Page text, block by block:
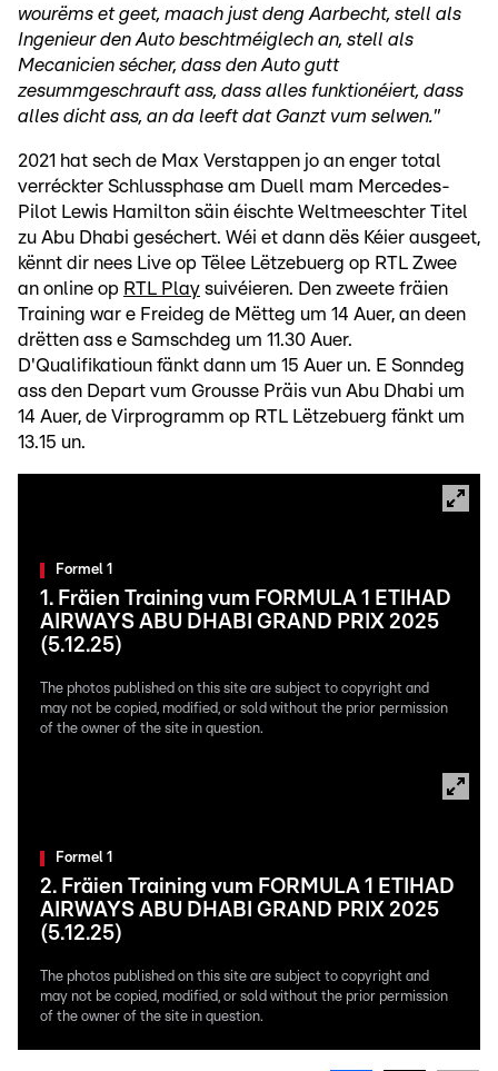
wourëms et geet, maach just deng Aarbecht, stell als
Ingenieur den Auto beschtméiglech an, stell als
Mecanicien sécher, dass den Auto gutt
zesummgeschrauft ass, dass alles funktionéiert, dass
alles dicht ass, an da leeft dat Ganzt vum selwen."
2021 hat sech de Max Verstappen jo an enger total
verréckter Schlussphase am Duell mam Mercedes-
Pilot Lewis Hamilton säin éischte Weltmeeschter Titel
zu Abu Dhabi geséchert. Wéi et dann dës Kéier ausgeet,
kënnt dir nees Live op Tëlee Lëtzebuerg op RTL Zwee
an online op RTL Play suivéieren. Den zweete fräien
Training war e Freideg de Mëtteg um 14 Auer, an deen
drëtten ass e Samschdeg um 11.30 Auer.
D'Qualifikatioun fänkt dann um 15 Auer un. E Sonndeg
ass den Depart vum Grousse Präis vun Abu Dhabi um
14 Auer, de Virprogramm op RTL Lëtzebuerg fänkt um
13.15 un.
Formel 1
1. Fräien Training vum FORMULA 1 ETIHAD
AIRWAYS ABU DHABI GRAND PRIX 2025
(5.12.25)
The photos published on this site are subject to copyright and
may not be copied, modified, or sold without the prior permission
of the owner of the site in question.
Formel 1
2. Fräien Training vum FORMULA 1 ETIHAD
AIRWAYS ABU DHABI GRAND PRIX 2025
(5.12.25)
The photos published on this site are subject to copyright and
may not be copied, modified, or sold without the prior permission
of the owner of the site in question.